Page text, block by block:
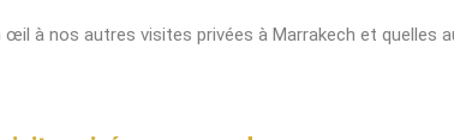
œil à nos autres visites privées à Marrakech et quelles